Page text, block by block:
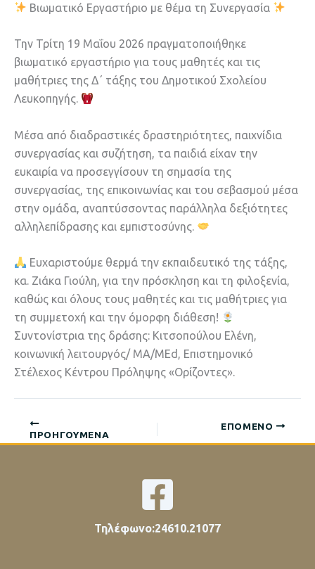
Βιωματικό Εργαστήριο με θέμα τη Συνεργασία
Την Τρίτη 19 Μαΐου 2026 πραγματοποιήθηκε
βιωματικό εργαστήριο για τους μαθητές και τις
μαθήτριες της Δ΄ τάξης του Δημοτικού Σχολείου
Λευκοπηγής.
Μέσα από διαδραστικές δραστηριότητες, παιχνίδια
συνεργασίας και συζήτηση, τα παιδιά είχαν την
ευκαιρία να προσεγγίσουν τη σημασία της
συνεργασίας, της επικοινωνίας και του σεβασμού μέσα
στην ομάδα, αναπτύσσοντας παράλληλα δεξιότητες
αλληλεπίδρασης και εμπιστοσύνης.
Ευχαριστούμε θερμά την εκπαιδευτικό της τάξης,
κα. Ζιάκα Γιούλη, για την πρόσκληση και τη φιλοξενία,
καθώς και όλους τους μαθητές και τις μαθήτριες για
τη συμμετοχή και την όμορφη διάθεση!
Συντονίστρια της δράσης: Κιτσοπούλου Ελένη,
κοινωνική λειτουργός/ MA/MEd, Επιστημονικό
Στέλεχος Κέντρου Πρόληψης «Ορίζοντες».
ΠΡΟΗΓΟΎΜΕΝΑ
ΕΠΌΜΕΝΟ
Τηλέφωνο:24610.21077